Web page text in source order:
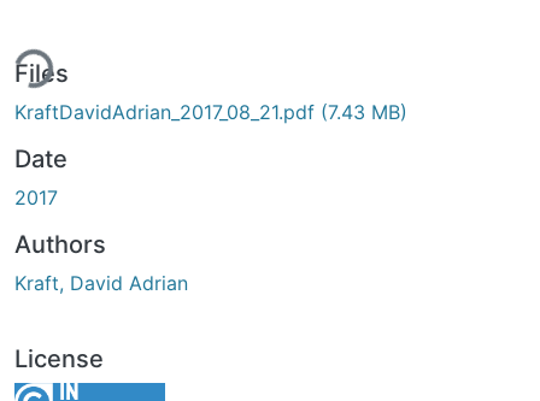
Files
KraftDavidAdrian_2017_08_21.pdf (7.43 MB)
Date
2017
Authors
Kraft, David Adrian
License